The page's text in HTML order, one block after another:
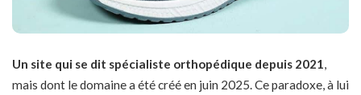
Un site qui se dit spécialiste orthopédique depuis 2021,
mais dont le domaine a été créé en juin 2025. Ce paradoxe, à lui